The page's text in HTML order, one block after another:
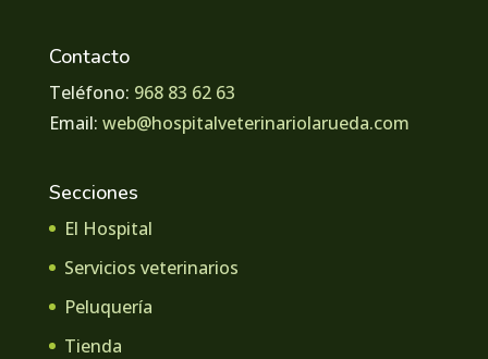
Contacto
Teléfono: 968 83 62 63
Email: web@hospitalveterinariolarueda.com
Secciones
El Hospital
Servicios veterinarios
Peluquería
Tienda